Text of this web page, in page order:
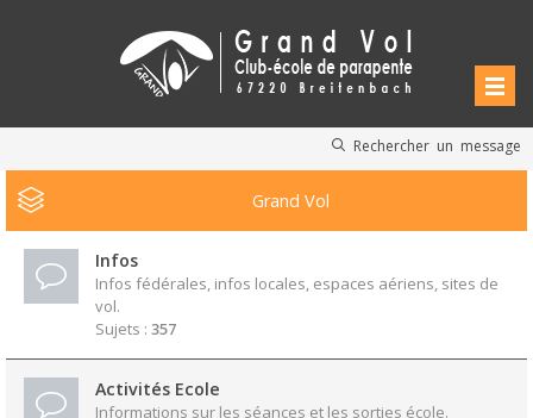
Rechercher un message
Grand Vol
Infos
Infos fédérales, infos locales, espaces aériens, sites de
vol.
Sujets : 357
Activités Ecole
Informations sur les séances et les sorties école.